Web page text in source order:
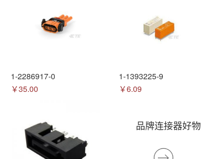
1-2286917-0
￥35.00
1-1393225-9
￥6.09
品牌连接器好物